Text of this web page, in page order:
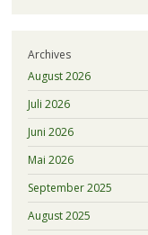
Archives
August 2026
Juli 2026
Juni 2026
Mai 2026
September 2025
August 2025